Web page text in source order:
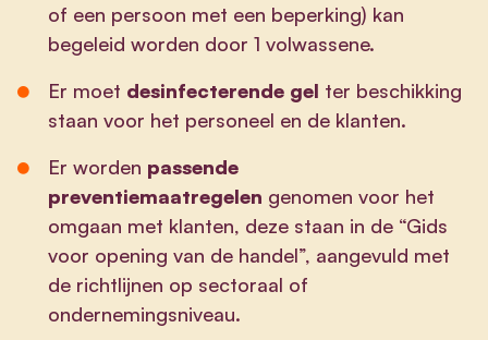
of een persoon met een beperking) kan
begeleid worden door 1 volwassene.
Er moet desinfecterende gel ter beschikking
staan voor het personeel en de klanten.
Er worden passende
preventiemaatregelen genomen voor het
omgaan met klanten, deze staan in de “Gids
voor opening van de handel”, aangevuld met
de richtlijnen op sectoraal of
ondernemingsniveau.